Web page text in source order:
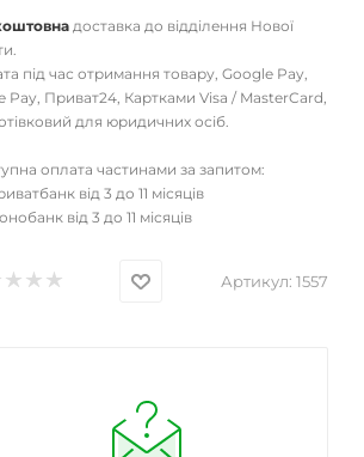
доставка до відділення Нової
під час отримання товару, Google Pay,
Pay, Приват24, Картками Visa / MasterCard,
для юридичних осіб.
оплата частинами за запитом:
від 3 до 11 місяців
від 3 до 11 місяців
Артикул: 1557